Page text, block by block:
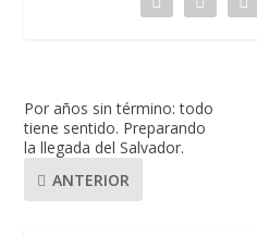
Por años sin término: todo
tiene sentido. Preparando
la llegada del Salvador.
ANTERIOR